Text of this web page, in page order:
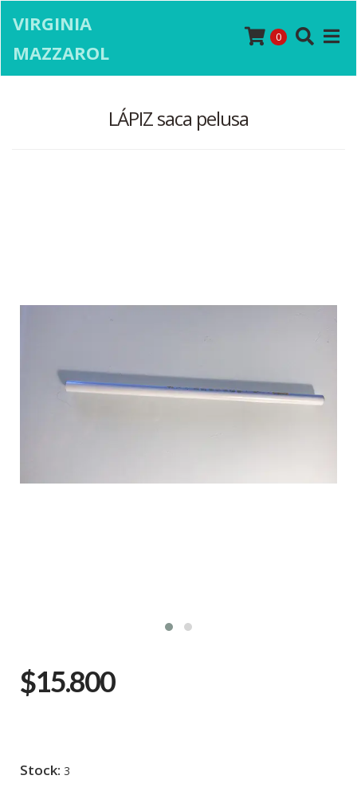
VIRGINIA
MAZZAROL
0
LÁPIZ saca pelusa
$15.800
Stock: 3